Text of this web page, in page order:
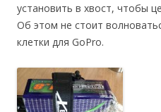
установить в хвост, чтобы
Об этом не стоит
клетки для GoPro.